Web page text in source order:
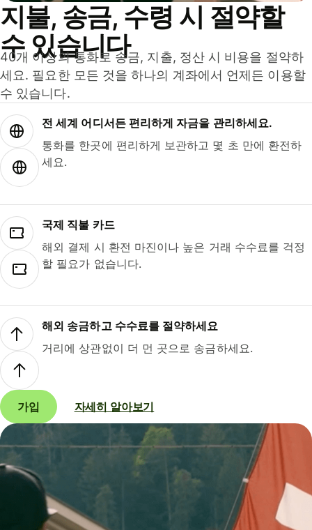
지불, 송금, 수령 시 절약할
수 있습니다
40개 이상의 통화로 송금, 지출, 정산 시 비용을 절약하
세요. 필요한 모든 것을 하나의 계좌에서 언제든 이용할
수 있습니다.
전 세계 어디서든 편리하게 자금을 관리하세요.
통화를 한곳에 편리하게 보관하고 몇 초 만에 환전하
세요.
국제 직불 카드
해외 결제 시 환전 마진이나 높은 거래 수수료를 걱정
할 필요가 없습니다.
해외 송금하고 수수료를 절약하세요
거리에 상관없이 더 먼 곳으로 송금하세요.
가입 자세히 알아보기